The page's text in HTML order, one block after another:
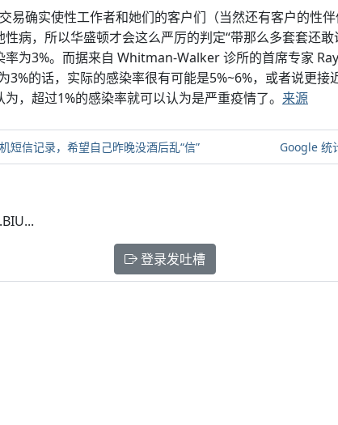
易确实使性工作者和她们的客户们（当然还有客户的性
病，所以华盛顿才会这么严厉的判定“带那么多套套还
为3%。而据来自 Whitman-Walker 诊所的首席专家
3%的话，实际的感染率很有可能是5%~6%，或者说更接
，超过1%的感染率就可以认为是严重疫情了。 来源
短信记录，希望自己昨晚没酒后乱“信” Google
登录发吐槽